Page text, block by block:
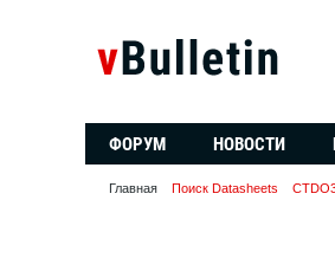
ФОРУМ НОВОСТИ
Главная Поиск Datasheets